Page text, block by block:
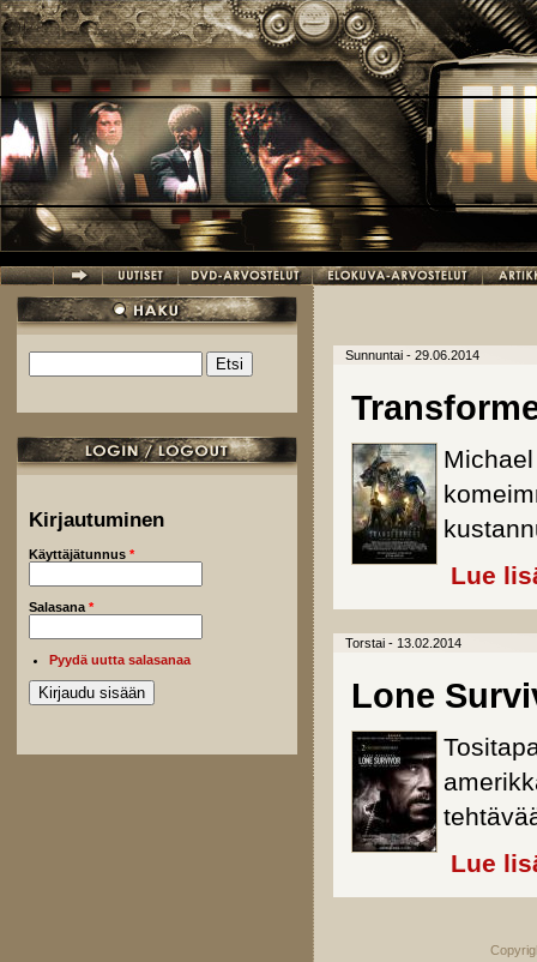
Hyppää pääsisältöön
Hakulomake
Kirjautuminen
Käyttäjätunnus *
Salasana *
Pyydä uutta salasanaa
Sunnuntai - 29.06.2014
Lue
Torstai - 13.02.2014
Lone
Lue